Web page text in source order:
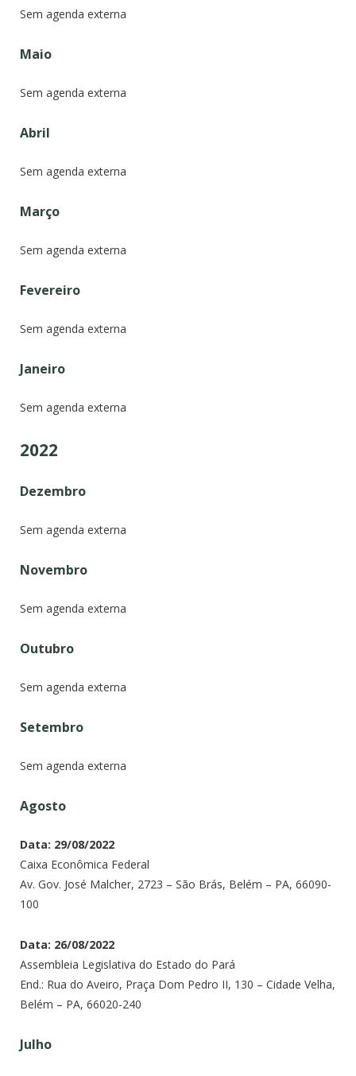
Sem agenda externa
Maio
Sem agenda externa
Abril
Sem agenda externa
Março
Sem agenda externa
Fevereiro
Sem agenda externa
Janeiro
Sem agenda externa
2022
Dezembro
Sem agenda externa
Novembro
Sem agenda externa
Outubro
Sem agenda externa
Setembro
Sem agenda externa
Agosto
Data: 29/08/2022
Caixa Econômica Federal
Av. Gov. José Malcher, 2723 – São Brás, Belém – PA, 66090-
100
Data: 26/08/2022
Assembleia Legislativa do Estado do Pará
End.: Rua do Aveiro, Praça Dom Pedro II, 130 – Cidade Velha,
Belém – PA, 66020-240
Julho